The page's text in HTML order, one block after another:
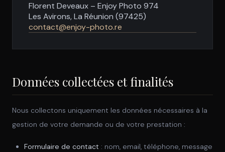
Florent Deveaux – Enjoy Photo 974
Les Avirons, La Réunion (97425)
contact@enjoy-photo.re
Données collectées et finalités
Nous collectons uniquement les données nécessaires à la
gestion de votre demande ou de votre prestation :
Formulaire de contact : nom, email, téléphone, message